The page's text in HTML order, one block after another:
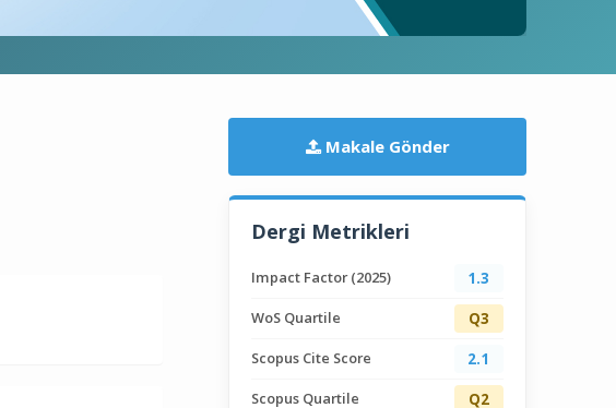
Makale Gönder
Dergi Metrikleri
Impact Factor (2025) 1.3
WoS Quartile Q3
Scopus Cite Score 2.1
Scopus Quartile Q2